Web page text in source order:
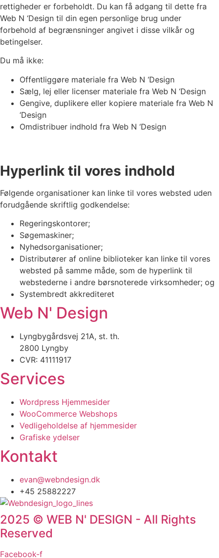
rettigheder er forbeholdt. Du kan få adgang til dette fra
Web N ‘Design til din egen personlige brug under
forbehold af begrænsninger angivet i disse vilkår og
betingelser.
Du må ikke:
Offentliggøre materiale fra Web N ‘Design
Sælg, lej eller licenser materiale fra Web N ‘Design
Gengive, duplikere eller kopiere materiale fra Web N
‘Design
Omdistribuer indhold fra Web N ‘Design
Hyperlink til vores indhold
Følgende organisationer kan linke til vores websted uden
forudgående skriftlig godkendelse:
Regeringskontorer;
Søgemaskiner;
Nyhedsorganisationer;
Distributører af online biblioteker kan linke til vores
websted på samme måde, som de hyperlink til
webstederne i andre børsnoterede virksomheder; og
Systembredt akkrediteret
Web N' Design
Lyngbygårdsvej 21A, st. th.
2800 Lyngby
CVR: 41111917
Services
Wordpress Hjemmesider
WooCommerce Webshops
Vedligeholdelse af hjemmesider
Grafiske ydelser
Kontakt
evan@webndesign.dk
+45 25882227
2025 © WEB N' DESIGN - All Rights
Reserved
Facebook-f